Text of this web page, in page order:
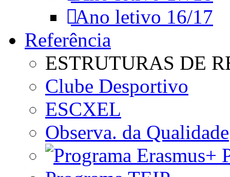
Ano letivo 16/17
Referência
ESTRUTURAS DE
Clube Desportivo
ESCXEL
Observa. da Qualidade